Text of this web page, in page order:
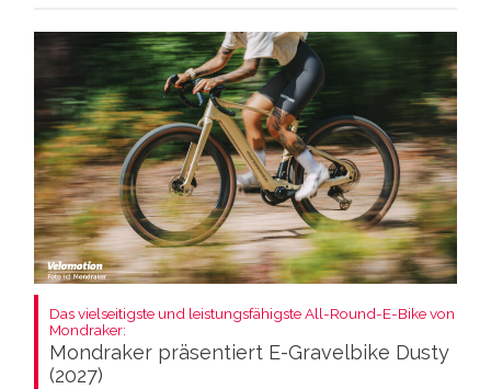
Das vielseitigste und leistungsfähigste All-Round-E-Bike von
Mondraker:
Mondraker präsentiert E-Gravelbike Dusty
(2027)